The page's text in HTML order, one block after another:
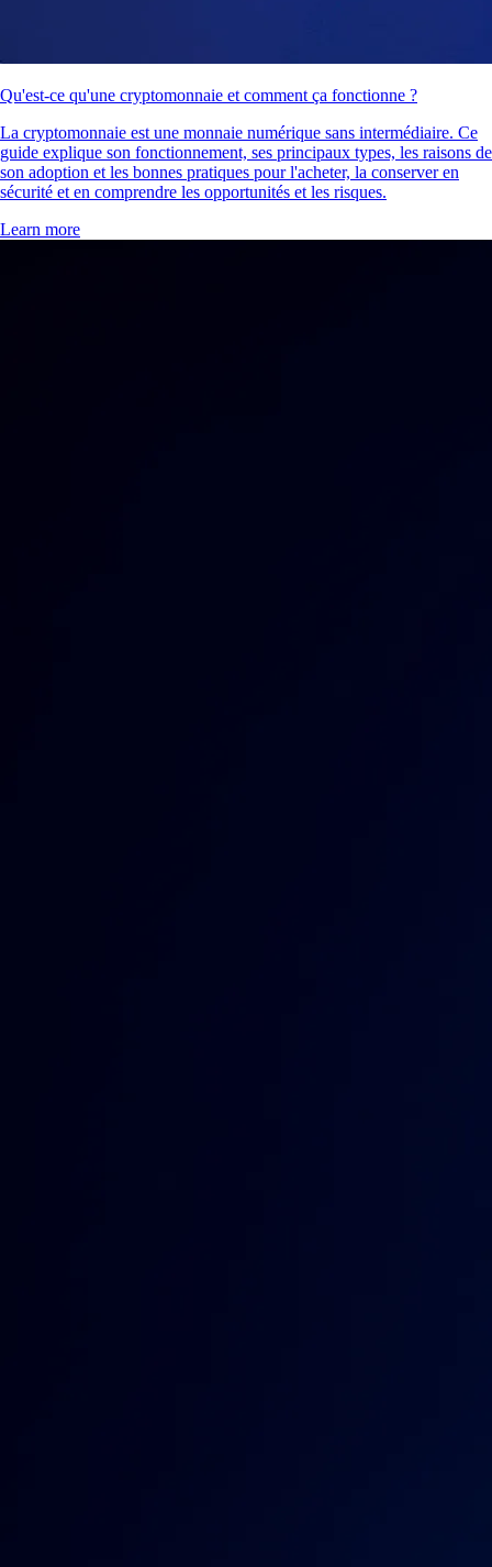
Qu'est-ce qu'une cryptomonnaie et comment ça fonctionne ?
La cryptomonnaie est une monnaie numérique sans intermédiaire. Ce
guide explique son fonctionnement, ses principaux types, les raisons de
son adoption et les bonnes pratiques pour l'acheter, la conserver en
sécurité et en comprendre les opportunités et les risques.
Learn more